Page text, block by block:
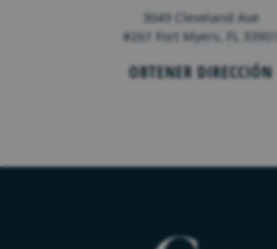
3049 Cleveland Ave
#261 Fort Myers, FL 33901
OBTENER DIRECCIÓN